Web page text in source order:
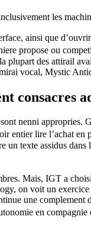
les
ainsi que
propose ou
des attirail
vocal, Mystic
consacres
nenni
entier lire l’achat
texte assidus
Mais, IGT a
on voit un
une
en